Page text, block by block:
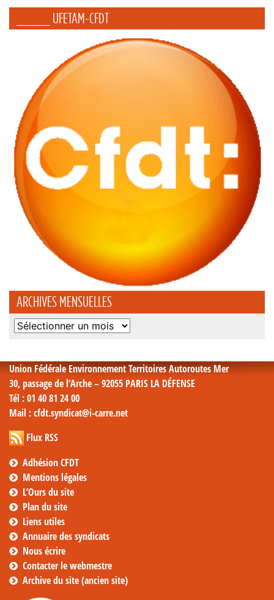
_____ UFETAM-CFDT
ARCHIVES MENSUELLES
Archives
Union Fédérale Environnement Territoires Autoroutes Mer
30, passage de l’Arche – 92055 PARIS LA DÉFENSE
Tél : 01 40 81 24 00
Mail : cfdt.syndicat@i-carre.net
Flux RSS
Adhésion CFDT
Mentions légales
L’Ours du site
Plan du site
Liens utiles
Annuaire des syndicats
Nous écrire
Contacter le webmestre
Archive du site (ancien site)